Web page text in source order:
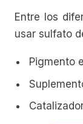
Entre los
usar sulfato
Pigmento